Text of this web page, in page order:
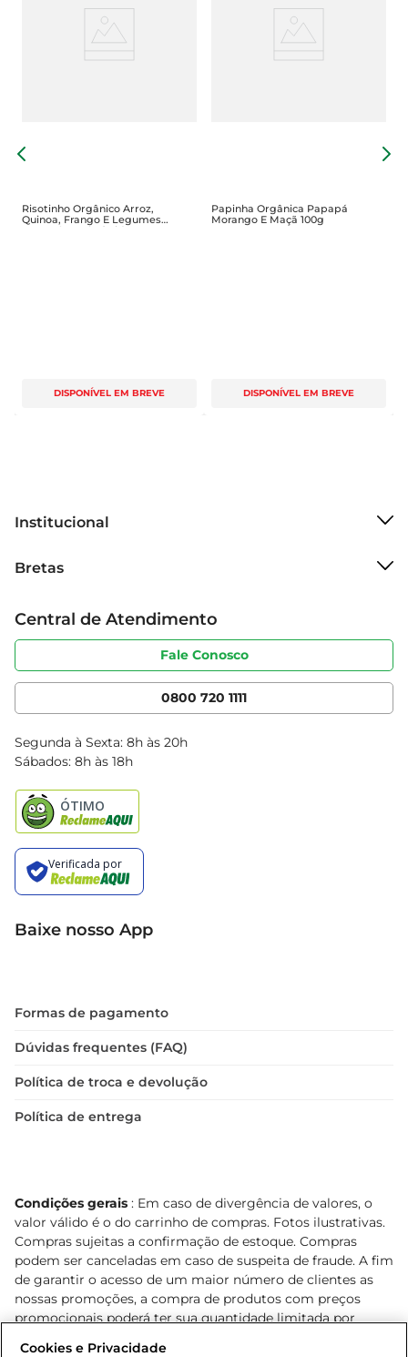
Risotinho Orgânico Arroz,
Quinoa, Frango E Legumes
Papapá La Chef Vidro 180g
DISPONÍVEL EM BREVE
Papinha Orgânica Papapá
Morango E Maçã 100g
DISPONÍVEL EM BREVE
Institucional
Grupo Cencosud
Sobre privacidade
Portal do fornecedor
Cencosud Media
Bretas
Produtos Bretas
Código de ética
Serviços
Clube Bretas
Blog Bretas
Black Friday
Central de Atendimento
Fale Conosco
0800 720 1111
Segunda à Sexta: 8h às 20h
Sábados: 8h às 18h
Baixe nosso App
Formas de pagamento
Dúvidas frequentes (FAQ)
Política de troca e devolução
Política de entrega
Condições gerais : Em caso de divergência de valores, o
valor válido é o do carrinho de compras. Fotos ilustrativas.
Compras sujeitas a confirmação de estoque. Compras
podem ser canceladas em caso de suspeita de fraude. A fim
de garantir o acesso de um maior número de clientes as
nossas promoções, a compra de produtos com preços
promocionais poderá ter sua quantidade limitada por
Cookies e Privacidade